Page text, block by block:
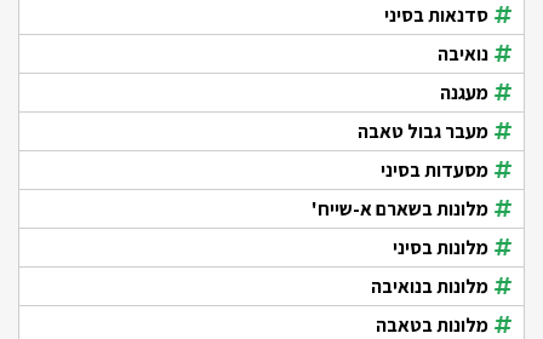
סדנאות בסיני
נואיבה
מעגנה
מעבר גבול טאבה
מסעדות בסיני
מלונות בשארם א-שייח'
מלונות בסיני
מלונות בנואיבה
מלונות בטאבה